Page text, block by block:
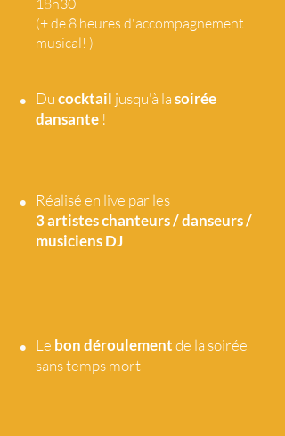
18h30
(+ de 8 heures d'accompagnement
musical! )
• Ducocktail jusqu'à lasoirée
dansante !
•
Réalisé en live par les
3 artisteschanteurs / danseurs /
musiciens DJ
• Le bon déroulementde la soirée
sans temps mort